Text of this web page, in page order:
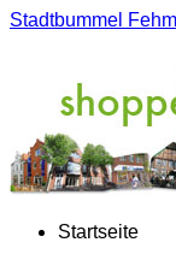
Stadtbummel
Startseite